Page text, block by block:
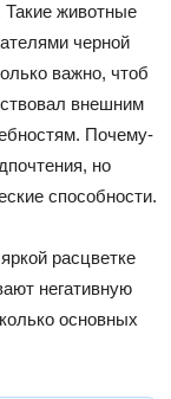
Такие животные
черной
важно, чтоб
внешним
Почему-
но
способности.
расцветке
негативную
основных